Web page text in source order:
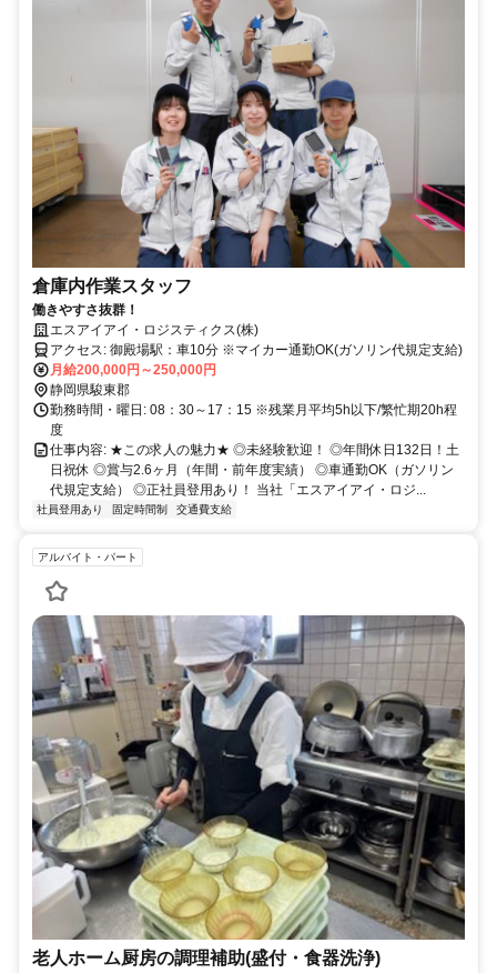
倉庫内作業スタッフ
働きやすさ抜群！
エスアイアイ・ロジスティクス(株)
アクセス: 御殿場駅：車10分 ※マイカー通勤OK(ガソリン代規定支給)
月給200,000円～250,000円
静岡県駿東郡
勤務時間・曜日: 08：30～17：15 ※残業月平均5h以下/繁忙期20h程
度
仕事内容: ★この求人の魅力★ ◎未経験歓迎！ ◎年間休日132日！土
日祝休 ◎賞与2.6ヶ月（年間・前年度実績） ◎車通勤OK（ガソリン
代規定支給） ◎正社員登用あり！ 当社「エスアイアイ・ロジ...
社員登用あり 固定時間制 交通費支給
アルバイト・パート
老人ホーム厨房の調理補助(盛付・食器洗浄)